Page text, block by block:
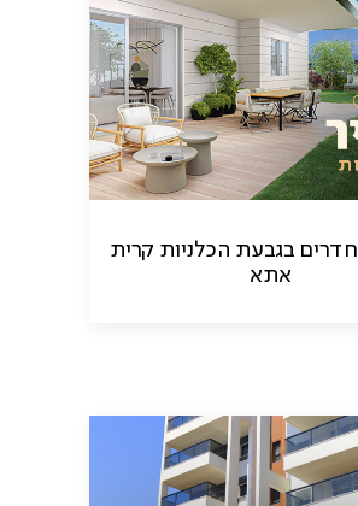
דירות 5 חדרים בגבעת הכלניות קרית
אתא